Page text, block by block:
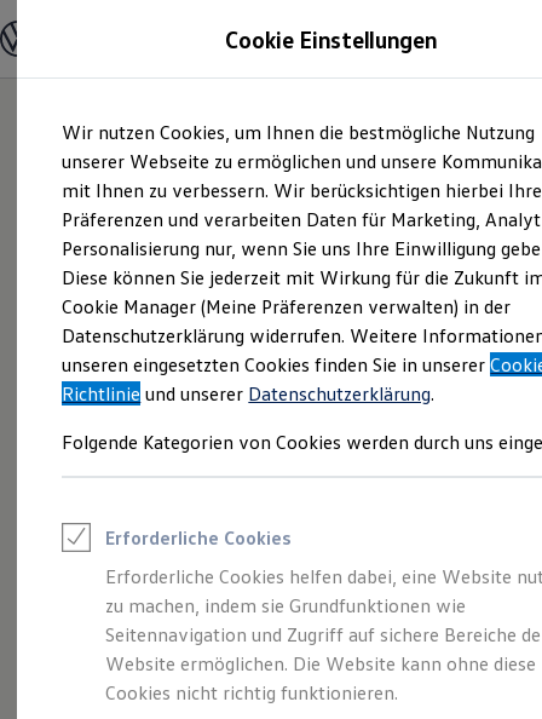
Hauptinhalt
springen
Footer
springen
Modelle und Konfigurator
Modelle vergleichen
Elektroautos
ENERGY Sondermodelle
Nutzfahrzeuge
SUV und CUV
Familienautos
Kombis
Kompaktwagen
Sportwagen
Schnell verfügbare Fahrzeuge
Angebote und Produkte
Aktuelle Angebote
E-Auto-Förderung
Volkswagen Marktplatz
Junge Gebrauchtwagen und Gebrauchtwagen
Saisonangebote
Leasing
Leasing-Angebote
Gebrauchtwagen Leasing
Junge Gebrauchtwagen-Leasing
Elektroauto Leasing
Kleinwagen-Leasing
Leasing ohne Anzahlung
Stilvollelektrisch. Der
ID.5
Cookie Einstellungen
Wir nutzen Cookies, um Ihnen die bestmögliche Nutzung
unserer Webseite zu ermöglichen und unsere
mit Ihnen zu verbessern. Wir berücksichtigen hierbei Ihre
Präferenzen und verarbeiten Daten für Marketing,
Personalisierung nur, wenn Sie uns Ihre Einwilligung
Diese können Sie jederzeit mit Wirkung für die Zukunft
Cookie Manager (Meine Präferenzen verwalten) in der
Datenschutzerklärung widerrufen. Weitere
unseren eingesetzten Cookies finden Sie in unserer
Richtlinie und unserer Datenschutzerklärung.
Folgende Kategorien von Cookies werden durch uns
Erforderliche Cookies
Erforderliche Cookies helfen dabei, eine Website
zu machen, indem sie Grundfunktionen wie
Seitennavigation und Zugriff auf sichere Bereiche
Website ermöglichen. Die Website kann ohne diese
Cookies nicht richtig funktionieren.